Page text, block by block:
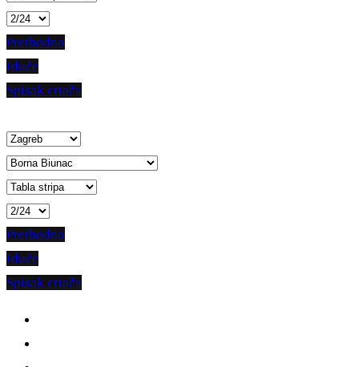
Prethodno
Iduće
Spisak crtača
Prethodno
Iduće
Spisak crtača